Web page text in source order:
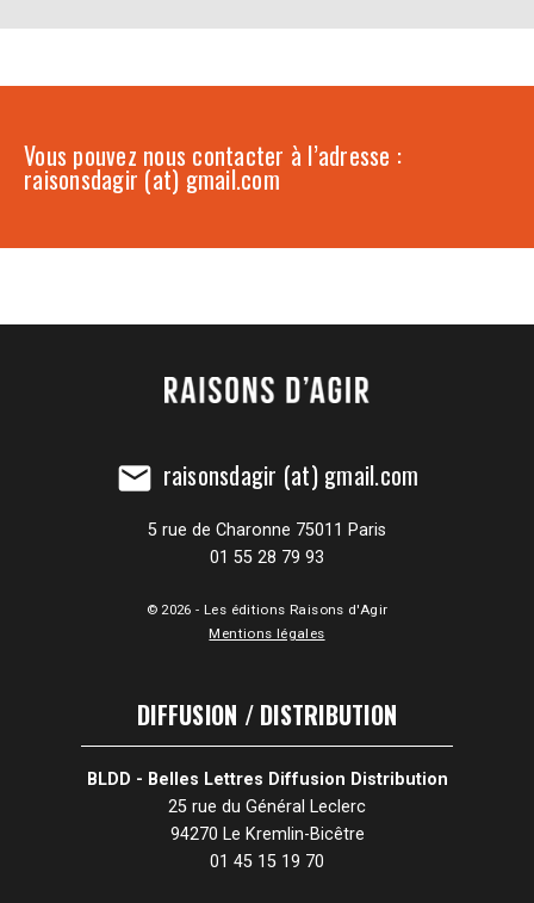
Vous pouvez nous contacter à l’adresse :
raisonsdagir (at) gmail.com
mail raisonsdagir (at) gmail.com
5 rue de Charonne 75011 Paris
01 55 28 79 93
© 2026 - Les éditions Raisons d'Agir
Mentions légales
DIFFUSION / DISTRIBUTION
BLDD - Belles Lettres Diffusion Distribution
25 rue du Général Leclerc
94270 Le Kremlin-Bicêtre
01 45 15 19 70